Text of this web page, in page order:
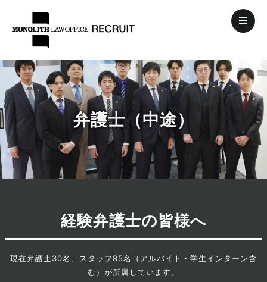
弁護士（中途）
経験弁護士の皆様へ
現在弁護士30名、スタッフ85名（アルバイト・学生インターン含
む）が所属しています。